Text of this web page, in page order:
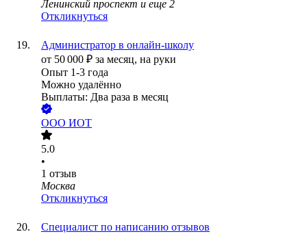
Ленинский проспект и еще 2
Откликнуться
Администратор в онлайн-школу
от 50 000 ₽ за месяц, на руки
Опыт 1-3 года
Можно удалённо
Выплаты: Два раза в месяц
ООО ИОТ
5.0
•
1 отзыв
Москва
Откликнуться
Специалист по написанию отзывов